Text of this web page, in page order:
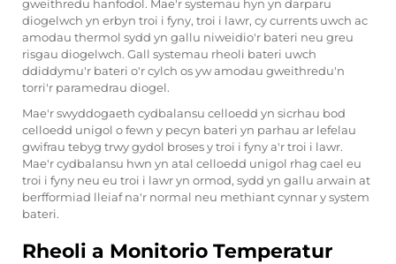
gweithredu hanfodol. Mae'r systemau hyn yn darparu
diogelwch yn erbyn troi i fyny, troi i lawr, cy currents uwch ac
amodau thermol sydd yn gallu niweidio'r bateri neu greu
risgau diogelwch. Gall systemau rheoli bateri uwch
ddiddymu'r bateri o'r cylch os yw amodau gweithredu'n
torri'r paramedrau diogel.
Mae'r swyddogaeth cydbalansu celloedd yn sicrhau bod
celloedd unigol o fewn y pecyn bateri yn parhau ar lefelau
gwifrau tebyg trwy gydol broses y troi i fyny a'r troi i lawr.
Mae'r cydbalansu hwn yn atal celloedd unigol rhag cael eu
troi i fyny neu eu troi i lawr yn ormod, sydd yn gallu arwain at
berfformiad lleiaf na'r normal neu methiant cynnar y system
bateri.
Rheoli a Monitorio Temperatur